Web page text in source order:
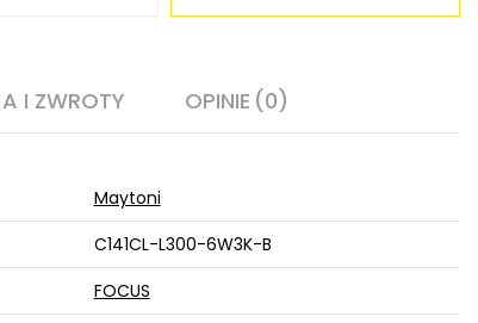
I ZWROTY OPINIE (0)
Maytoni
C141CL-L300-6W3K-B
FOCUS